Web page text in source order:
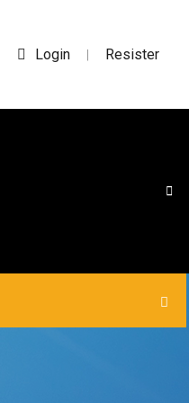
Login | Resister